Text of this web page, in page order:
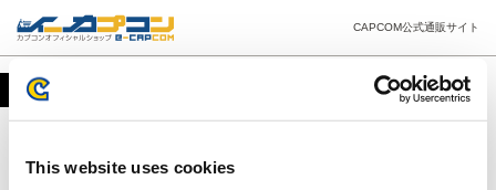
This website uses cookies
CAPCOM公式通販サイト
カート